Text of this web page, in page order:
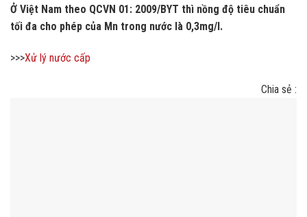
Ở Việt Nam theo QCVN 01: 2009/BYT thì nồng độ tiêu chuẩn
tối đa cho phép của Mn trong nước là 0,3mg/l.
>>>Xử lý nước cấp
Chia sẻ :